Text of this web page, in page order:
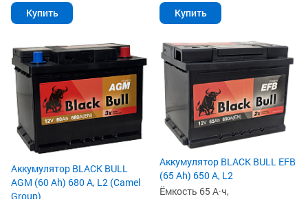
Купить Купить
Аккумулятор BLACK BULL
AGM (60 Ah) 680 А, L2 (Camel
Group)
Аккумулятор BLACK BULL EFB
(65 Ah) 650 А, L2
Ёмкость 65 А·ч,